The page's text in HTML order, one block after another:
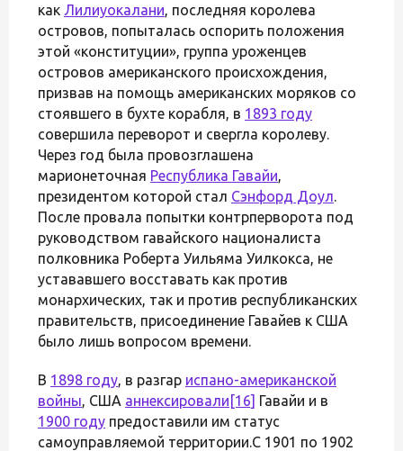
как Лилиуокалани, последняя королева
островов, попыталась оспорить положения
этой «конституции», группа уроженцев
островов американского происхождения,
призвав на помощь американских моряков со
стоявшего в бухте корабля, в 1893 году
совершила переворот и свергла королеву.
Через год была провозглашена
марионеточная Республика Гавайи,
президентом которой стал Сэнфорд Доул.
После провала попытки контрперворота под
руководством гавайского националиста
полковника Роберта Уильяма Уилкокса, не
устававшего восставать как против
монархических, так и против республиканских
правительств, присоединение Гавайев к США
было лишь вопросом времени.
В 1898 году, в разгар испано-американской
войны, США аннексировали [16] Гавайи и в
1900 году предоставили им статус
самоуправляемой территории.С 1901 по 1902